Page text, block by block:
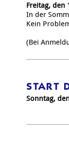
Freitag, den
In der
Kein
(Bei
START
Sonntag,